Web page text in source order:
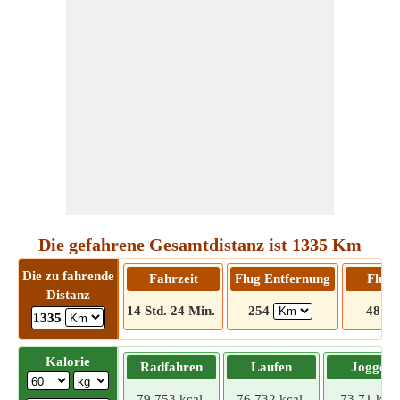
Die gefahrene Gesamtdistanz ist 1335 Km
Die zu fahrende
Distanz
1335
Fahrzeit
14 Std. 24 Min.
Flug Entfernung
254 48
Kalorie Radfahren Laufen Joggen